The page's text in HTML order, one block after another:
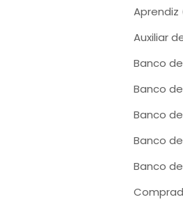
Auxiliar
Banco
Banco
Banco
Banco
Banco